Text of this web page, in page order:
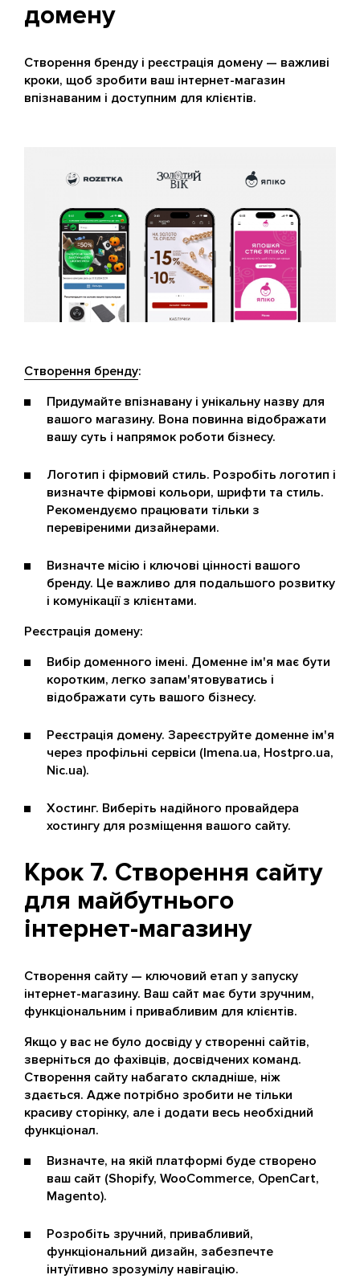
домену
Створення бренду і реєстрація домену — важливі
кроки, щоб зробити ваш інтернет-магазин
впізнаваним і доступним для клієнтів.
Створення бренду:
Придумайте впізнавану і унікальну назву для
вашого магазину. Вона повинна відображати
вашу суть і напрямок роботи бізнесу.
Логотип і фірмовий стиль. Розробіть логотип і
визначте фірмові кольори, шрифти та стиль.
Рекомендуємо працювати тільки з
перевіреними дизайнерами.
Визначте місію і ключові цінності вашого
бренду. Це важливо для подальшого розвитку
і комунікації з клієнтами.
Реєстрація домену:
Вибір доменного імені. Доменне ім'я має бути
коротким, легко запам'ятовуватись і
відображати суть вашого бізнесу.
Реєстрація домену. Зареєструйте доменне ім'я
через профільні сервіси (Imena.ua, Hostpro.ua,
Nic.ua).
Хостинг. Виберіть надійного провайдера
хостингу для розміщення вашого сайту.
Крок 7. Створення сайту
для майбутнього
інтернет-магазину
Створення сайту — ключовий етап у запуску
інтернет-магазину. Ваш сайт має бути зручним,
функціональним і привабливим для клієнтів.
Якщо у вас не було досвіду у створенні сайтів,
зверніться до фахівців, досвідчених команд.
Створення сайту набагато складніше, ніж
здається. Адже потрібно зробити не тільки
красиву сторінку, але і додати весь необхідний
функціонал.
Визначте, на якій платформі буде створено
ваш сайт (Shopify, WooCommerce, OpenCart,
Magento).
Розробіть зручний, привабливий,
функціональний дизайн, забезпечте
інтуїтивно зрозумілу навігацію.